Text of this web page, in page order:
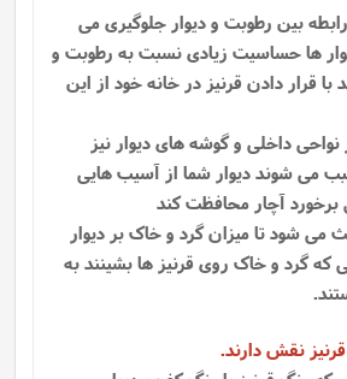
رابطه بین رطوبت و دیوار جلوگیری می
ها حساسیت زیادی نسبت به رطوبت و
با قرار دادن قرنیز در خانه خود از این
نواحی داخلی و گوشه های دیوار نیز
می شوند دیوار شما از آسیب هایی
برخورد آچار محافظت کند
می شود تا میزان گرد و خاک بر دیوار
که گرد و خاک روی قرنیز ها بشینند به
نقش دارند.